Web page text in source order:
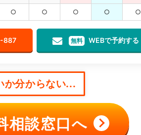
○ ○ ○ ○ ○
887 無料 WEBで予約する
か分からない...
相談窓口へ